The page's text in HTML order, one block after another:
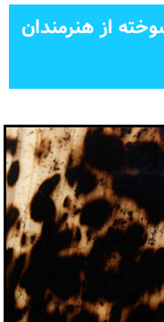
از هنرمندان